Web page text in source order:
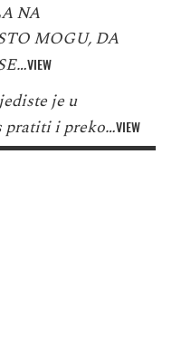
NA
MOGU, DA
VIEW
je u
pratiti i preko…VIEW